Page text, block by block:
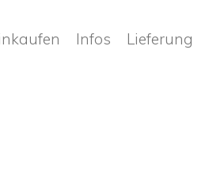
Infos Lieferung